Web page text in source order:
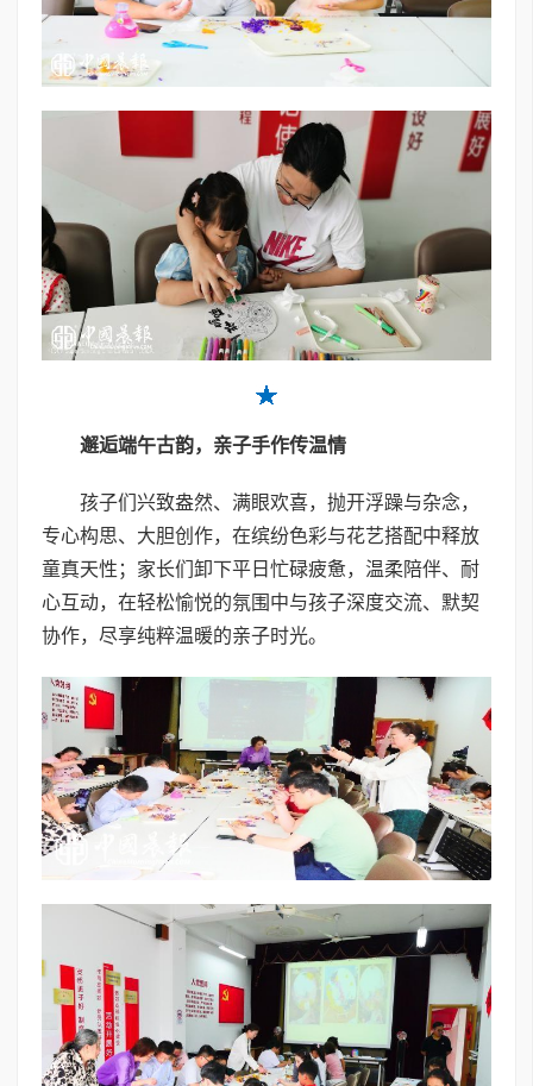
邂逅端午古韵，亲子手作传温情
孩子们兴致盎然、满眼欢喜，抛开浮躁与杂念，
专心构思、大胆创作，在缤纷色彩与花艺搭配中释放
童真天性；家长们卸下平日忙碌疲惫，温柔陪伴、耐
心互动，在轻松愉悦的氛围中与孩子深度交流、默契
协作，尽享纯粹温暖的亲子时光。